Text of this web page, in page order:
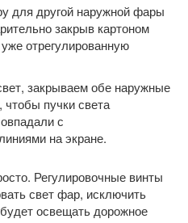
для другой наружной фары
закрыв картоном
отрегулированную
закрываем обе наружные
пучки света
с
на экране.
Регулировочные винты
свет фар, исключить
освещать дорожное